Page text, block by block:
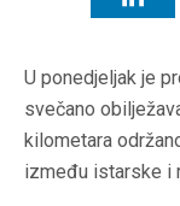
U ponedjeljak je
svečano
kilometara
između istarske i